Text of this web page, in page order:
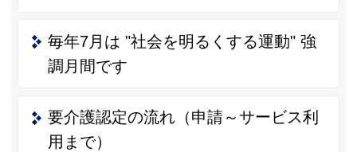
毎年7月は "社会を明るくする運動" 強
調月間です
要介護認定の流れ（申請～サービス利
用まで）